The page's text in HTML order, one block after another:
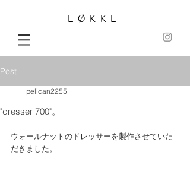
LØKKE
Post
"dresser 700"。
pelican2255
ウォールナットのドレッサーを製作させていた
だきました。